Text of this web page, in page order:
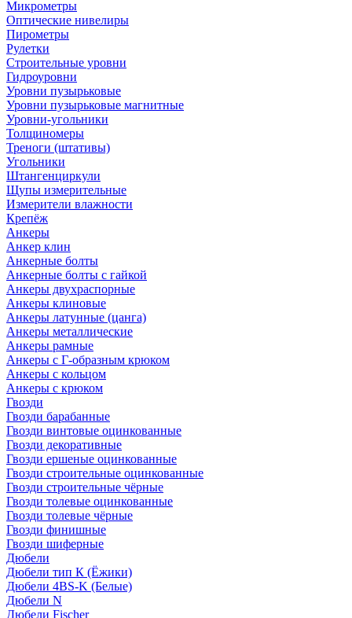
Микрометры
Оптические нивелиры
Пирометры
Рулетки
Строительные уровни
Гидроуровни
Уровни пузырьковые
Уровни пузырьковые магнитные
Уровни-угольники
Толщиномеры
Треноги (штативы)
Угольники
Штангенциркули
Щупы измерительные
Измерители влажности
Крепёж
Анкеры
Анкер клин
Анкерные болты
Анкерные болты с гайкой
Анкеры двухраспорные
Анкеры клиновые
Анкеры латунные (цанга)
Анкеры металлические
Анкеры рамные
Анкеры с Г-образным крюком
Анкеры с кольцом
Анкеры с крюком
Гвозди
Гвозди барабанные
Гвозди винтовые оцинкованные
Гвозди декоративные
Гвозди ершеные оцинкованные
Гвозди строительные оцинкованные
Гвозди строительные чёрные
Гвозди толевые оцинкованные
Гвозди толевые чёрные
Гвозди финишные
Гвозди шиферные
Дюбели
Дюбели тип К (Ёжики)
Дюбели 4BS-K (Белые)
Дюбели N
Дюбели Fischer